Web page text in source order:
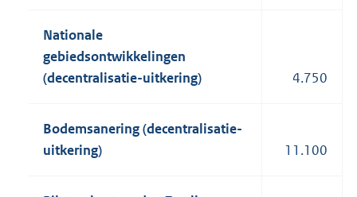
Nationale
gebiedsontwikkelingen
(decentralisatie-uitkering)
4.750
Bodemsanering (decentralisatie-
uitkering)
11.100